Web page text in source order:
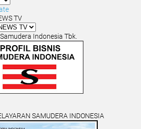
TV
Indonesia Tbk.
SAMUDERA INDONESIA